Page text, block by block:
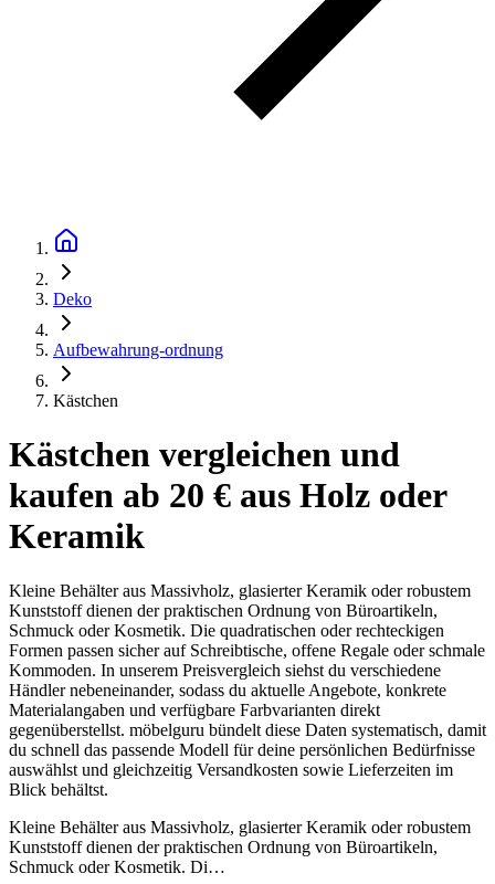
Deko
Aufbewahrung-ordnung
Kästchen
Kästchen vergleichen und
kaufen ab 20 € aus Holz oder
Keramik
Kleine Behälter aus Massivholz, glasierter Keramik oder robustem
Kunststoff dienen der praktischen Ordnung von Büroartikeln,
Schmuck oder Kosmetik. Die quadratischen oder rechteckigen
Formen passen sicher auf Schreibtische, offene Regale oder schmale
Kommoden. In unserem Preisvergleich siehst du verschiedene
Händler nebeneinander, sodass du aktuelle Angebote, konkrete
Materialangaben und verfügbare Farbvarianten direkt
gegenüberstellst. möbelguru bündelt diese Daten systematisch, damit
du schnell das passende Modell für deine persönlichen Bedürfnisse
auswählst und gleichzeitig Versandkosten sowie Lieferzeiten im
Blick behältst.
Kleine Behälter aus Massivholz, glasierter Keramik oder robustem
Kunststoff dienen der praktischen Ordnung von Büroartikeln,
Schmuck oder Kosmetik. Di…